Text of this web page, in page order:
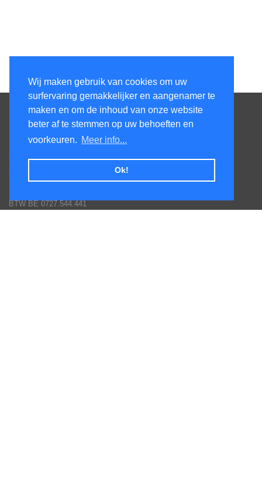
Wij maken gebruik van cookies om uw
surfervaring gemakkelijker en aangenamer te
maken en om de inhoud van onze website
beter af te stemmen op uw behoeften en
voorkeuren. Meer info...
Ok!
Contacteer ons
Honsdonkstraat 25A
3120 Tremelo
Tel. 016/60.93.00 - 0475/620.520
BTW BE 0727.544.441